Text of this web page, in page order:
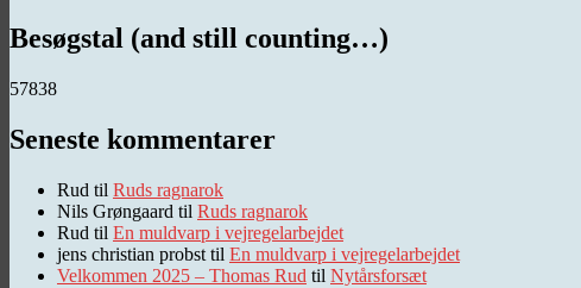
Besøgstal (and still counting…)
57838
Seneste kommentarer
Rud til Ruds ragnarok
Nils Grøngaard til Ruds ragnarok
Rud til En muldvarp i vejregelarbejdet
jens christian probst til En muldvarp i vejregelarbejdet
Velkommen 2025 – Thomas Rud til Nytårsforsæt